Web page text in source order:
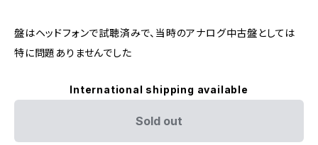
盤はヘッドフォンで試聴済みで、当時のアナログ中古盤としては
特に問題ありませんでした
International shipping available
Sold out